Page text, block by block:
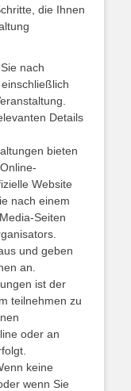
die Ihnen
nach
Details
bieten
Website
nach einem
Seiten
und geben
an.
ist der
teilnehmen zu
oder an
keine
wenn Sie